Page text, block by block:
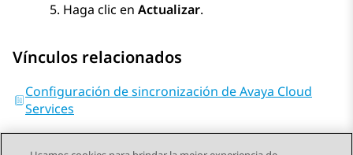
Haga clic en Actualizar.
Vínculos relacionados
Configuración de sincronización de Avaya Cloud
Services